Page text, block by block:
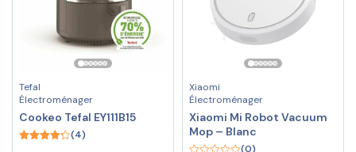
Tefal
Électroménager
Cookeo Tefal EY111B15
(4)
Xiaomi
Électroménager
Xiaomi Mi Robot Vacuum
Mop – Blanc
(0)